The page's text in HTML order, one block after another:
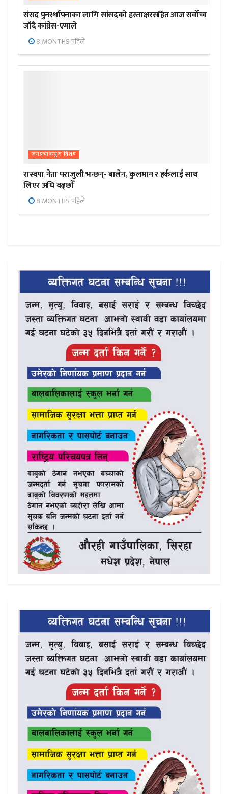
संसद पुनर्स्थापनाका लागि सांसदको हस्ताक्षरसहित आज सर्वोच्च
जाँदै कांग्रेस-एमाले
8 MONTHS पहिले
जनप्रभाबन्युज विशेष
रास्वपा नेता पराजुली भन्छन्- बालेन, कुलमान र हर्कलाई साथ
लिएर अघि बढ्छौँ
8 MONTHS पहिले